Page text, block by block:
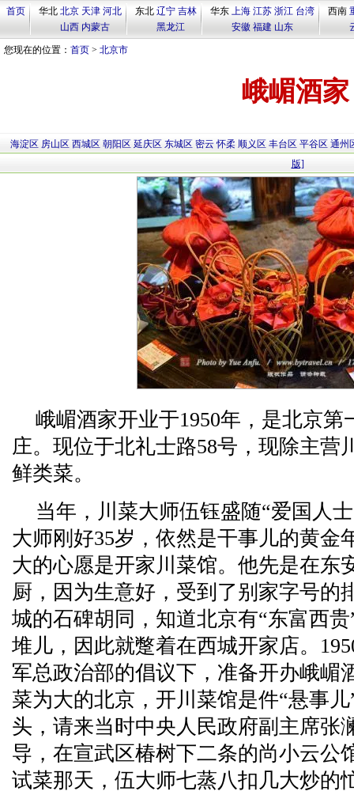
首页 华北 北京 天津 河北
山西 内蒙古
东北 辽宁 吉林
黑龙江
华东 上海 江苏 浙江 台湾
安徽 福建 山东
西南
您现在的位置： 首页 > 北京市
峨嵋酒家
海淀区 房山区 西城区 朝阳区 延庆区 东城区 密云 怀柔 顺义区 丰台区 平谷区 通州
版]
峨嵋酒家开业于1950年，是北京
庄。现位于北礼士路58号，现除主营
鲜类菜。
当年，川菜大师伍钰盛随“爱国人
大师刚好35岁，依然是干事儿的黄金
大的心愿是开家川菜馆。他先是在东
厨，因为生意好，受到了别家字号的
城的石碑胡同，知道北京有“东富西
堆儿，因此就蹩着在西城开家店。
军总政治部的倡议下，准备开办峨嵋
菜为大的北京，开川菜馆是件“悬事
头，请来当时中央人民政府副主席张
导，在宣武区椿树下二条的尚小云公
试菜那天，伍大师七蒸八扣几大炒的